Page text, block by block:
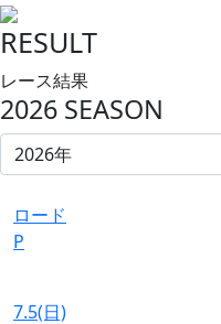
RESULT
レース結果
2026 SEASON
ロード
P
7.5(日)